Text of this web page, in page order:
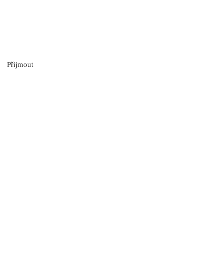
Přijmout